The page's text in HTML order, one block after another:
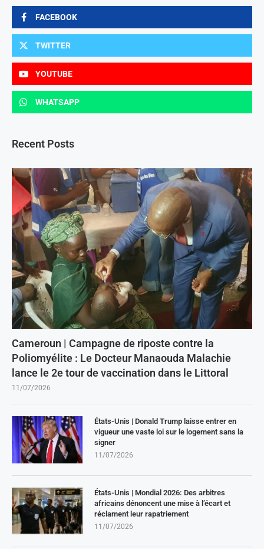
FACEBOOK
TWITTER
YOUTUBE
WHATSAPP
Recent Posts
Cameroun | Campagne de riposte contre la
Poliomyélite : Le Docteur Manaouda Malachie
lance le 2e tour de vaccination dans le Littoral
11/07/2026
États-Unis | Donald Trump laisse entrer en
vigueur une vaste loi sur le logement sans la
signer
11/07/2026
États-Unis | Mondial 2026: Des arbitres
africains dénoncent une mise à l’écart et
réclament leur rapatriement
11/07/2026